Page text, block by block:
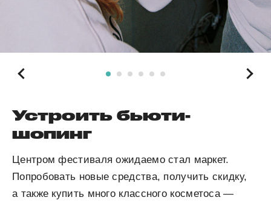
Устроить бьюти-
шопинг
Центром фестиваля ожидаемо стал маркет.
Попробовать новые средства, получить скидку,
а также купить много классного косметоса —